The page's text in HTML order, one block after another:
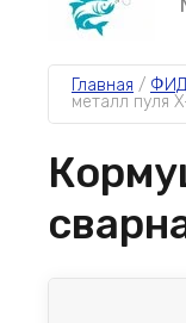
Главная /
металл пуля